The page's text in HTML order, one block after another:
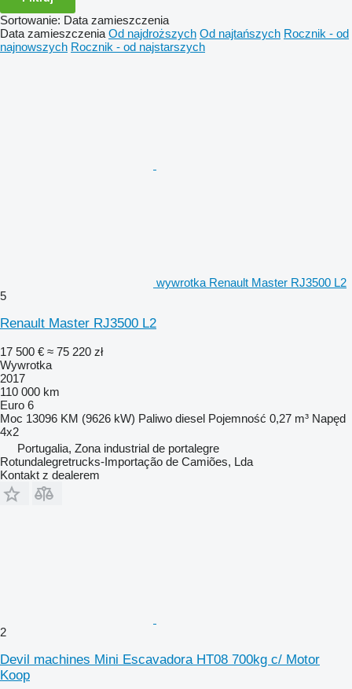
Sortowanie: Data zamieszczenia
Data zamieszczenia Od najdroższych Od najtańszych Rocznik - od
najnowszych Rocznik - od najstarszych
wywrotka Renault Master RJ3500 L2
5
Renault Master RJ3500 L2
17 500 € ≈ 75 220 zł
Wywrotka
2017
110 000 km
Euro 6
Moc 13096 KM (9626 kW) Paliwo diesel Pojemność 0,27 m³ Napęd
4x2
Portugalia, Zona industrial de portalegre
Rotundalegretrucks-Importação de Camiões, Lda
Kontakt z dealerem
2
Devil machines Mini Escavadora HT08 700kg c/ Motor
Koop